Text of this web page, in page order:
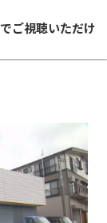
でご視聴いただけ